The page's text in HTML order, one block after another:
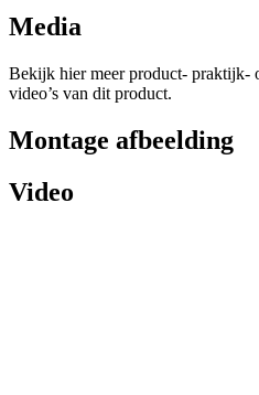
Media
Bekijk hier meer product- praktijk-
video’s van dit product.
Montage afbeelding
Video